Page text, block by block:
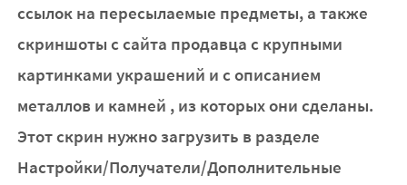
ссылок на пересылаемые предметы, а также
скриншоты с сайта продавца с крупными
картинками украшений и с описанием
металлов и камней , из которых они сделаны.
Этот скрин нужно загрузить в разделе
Настройки/Получатели/Дополнительные